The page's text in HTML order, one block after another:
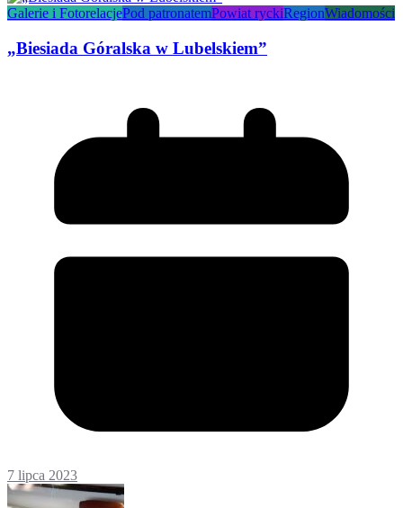
Galerie i FotorelacjePod patronatemPowiat ryckiRegionWiadomości
„Biesiada Góralska w Lubelskiem”
7 lipca 2023